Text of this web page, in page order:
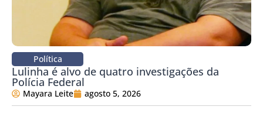
Política
Lulinha é alvo de quatro investigações da
Polícia Federal
Mayara Leite agosto 5, 2026